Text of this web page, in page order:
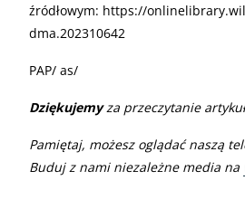
źródłowym: https://
dma.202310642
PAP/ as/
Dziękujemyza przeczytanie
Pamiętaj, możesz oglądać naszą
Buduj z nami niezależne media na